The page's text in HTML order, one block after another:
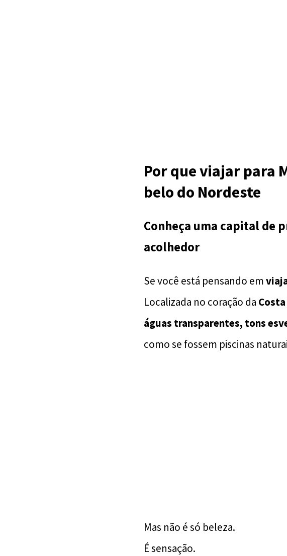
Por que viajar para
belo do Nordeste
Conheça uma capital de
acolhedor
Se você está pensando em
Localizada no coração da
águas transparentes, tons
como se fossem piscinas
Mas não é só beleza.
É sensação.